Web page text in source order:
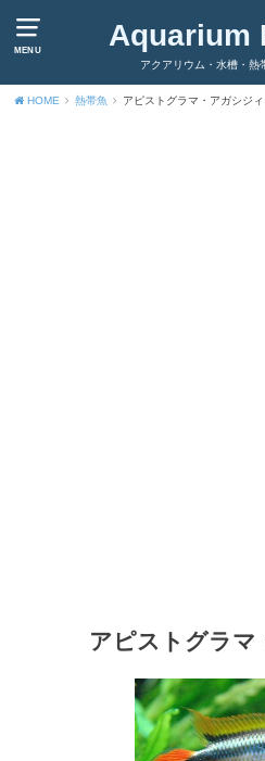
MENU Aquarium
アクアリウム・水槽・熱
HOME 熱帯魚 アピストグラマ・アガシジィ
アピストグラマ